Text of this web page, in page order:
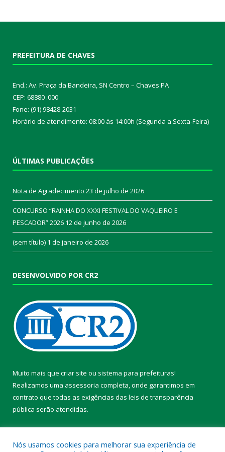
PREFEITURA DE CHAVES
End.: Av. Praça da Bandeira, SN Centro – Chaves PA
CEP: 68880 .000
Fone: (91) 98428-2031
Horário de atendimento: 08:00 às 14:00h (Segunda a Sexta-Feira)
ÚLTIMAS PUBLICAÇÕES
Nota de Agradecimento 23 de julho de 2026
CONCURSO “RAINHA DO XXXI FESTIVAL DO VAQUEIRO E
PESCADOR” 2026 12 de junho de 2026
(sem título) 1 de janeiro de 2026
DESENVOLVIDO POR CR2
Muito mais que criar site ou sistema para prefeituras!
Realizamos uma assessoria completa, onde garantimos em
contrato que todas as exigências das leis de transparência
pública serão atendidas.
Nós usamos cookies para melhorar sua experiência de